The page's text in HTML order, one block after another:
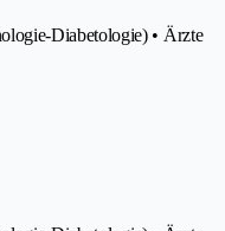
Diabetologie) • Ärzte